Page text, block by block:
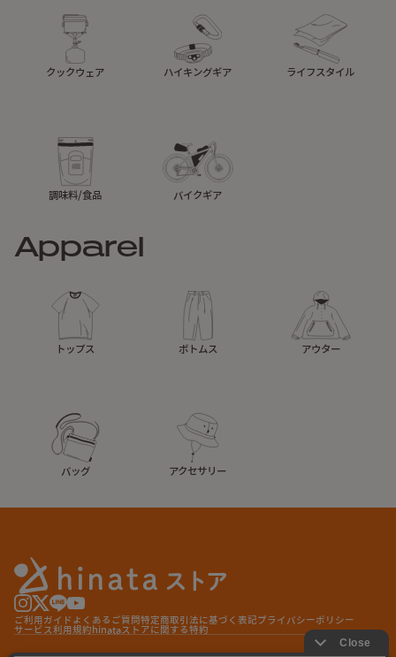
クックウェア ハイキングギア ライフスタイル
調味料/食品 バイクギア
Apparel
トップス ボトムス アウター
バッグ アクセサリー
ご利用ガイド よくあるご質問特定商取引法に基づく表記プライバシーポリシー
サービス利用規約 hinataストアに関する特約